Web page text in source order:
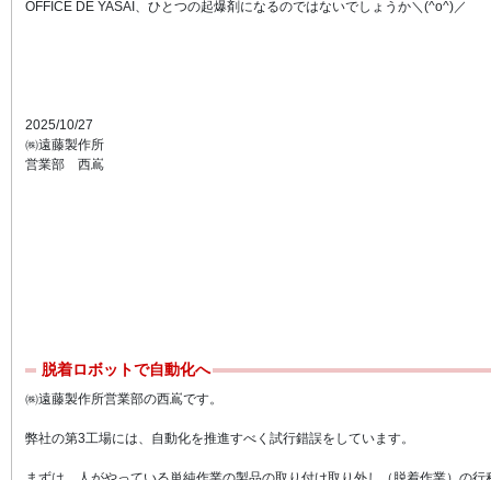
OFFICE DE YASAI、ひとつの起爆剤になるのではないでしょうか＼(^o^)／
2025/10/27
㈱遠藤製作所
営業部 西嶌
脱着ロボットで自動化へ
㈱遠藤製作所営業部の西嶌です。
弊社の第3工場には、自動化を推進すべく試行錯誤をしています。